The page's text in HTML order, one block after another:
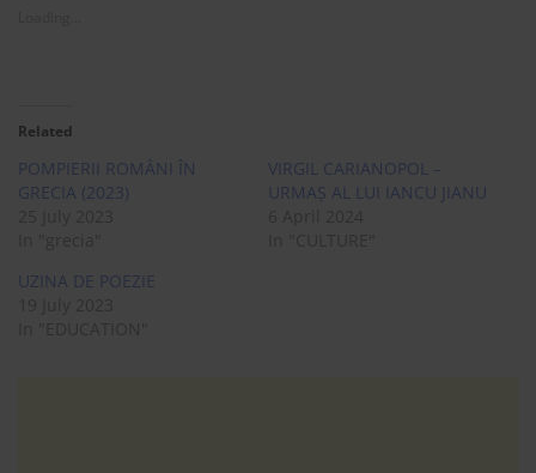
Related
POMPIERII ROMÂNI ÎN
GRECIA (2023)
VIRGIL CARIANOPOL –
URMAȘ AL LUI IANCU JIANU
UZINA DE POEZIE